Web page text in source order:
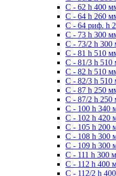
С - 62 h 400
С - 64 h 260
С - 64 риф. h
С - 73 h 300
С - 73/2 h 300
С - 81 h 510
С - 81/3 h 510
С - 82 h 510
С - 82/3 h 510
С - 87 h 250
С - 87/2 h 250
С - 100 h 340
C - 102 h 420
С - 105 h 200
С - 108 h 300
С - 109 h 300
С - 111 h 300
C - 112 h 400
С - 112/2 h